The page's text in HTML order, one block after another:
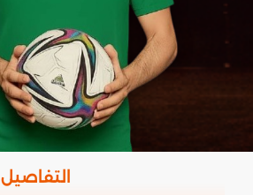
التفاصيل